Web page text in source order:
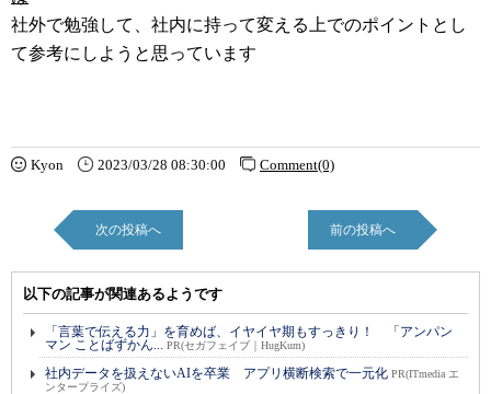
社外で勉強して、社内に持って変える上でのポイントとし
て参考にしようと思っています
Kyon 2023/03/28 08:30:00 Comment(0)
次の投稿へ 前の投稿へ
以下の記事が関連あるようです
「言葉で伝える力」を育めば、イヤイヤ期もすっきり！ 「アンパン
マン ことばずかん... PR(セガフェイブ｜HugKum)
社内データを扱えないAIを卒業 アプリ横断検索で一元化 PR(ITmedia エ
ンタープライズ)